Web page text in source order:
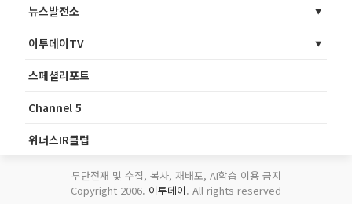
뉴스발전소
이투데이TV
스페셜리포트
Channel 5
위너스IR클럽
무단전재 및 수집, 복사, 재배포, AI학습 이용 금지
Copyright 2006. 이투데이. All rights reserved